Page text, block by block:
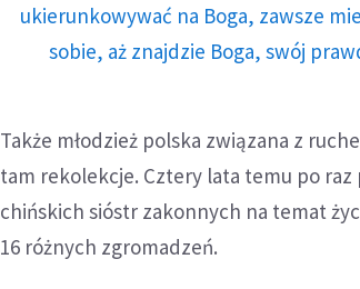
ukierunkowywać na Boga, zawsze
sobie, aż znajdzie Boga, swój
Także młodzież polska związana z
tam rekolekcje. Cztery lata temu po
chińskich sióstr zakonnych na temat
16 różnych zgromadzeń.